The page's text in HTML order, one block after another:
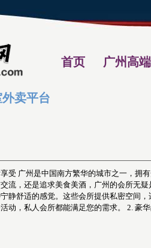
首页 广州高
卖平台
受 广州是中国南方繁华的城市之一，拥
流，还是追求美食美酒，广州的会所无
静舒适的感觉。这些会所提供私密空间
动，私人会所都能满足您的需求。 2. 豪